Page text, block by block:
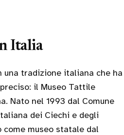
Italia
una tradizione italiana che ha
il Museo Tattile
Nato nel 1993 dal Comune
dei Ciechi e degli
museo statale dal